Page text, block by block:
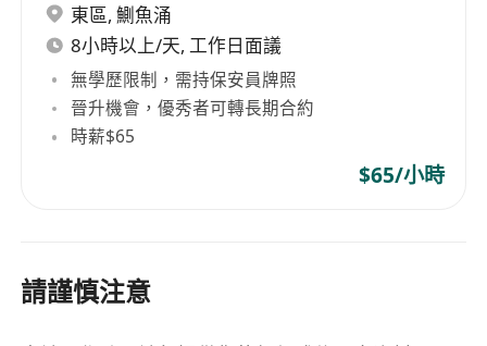
東區, 鰂魚涌
8小時以上/天, 工作日面議
無學歷限制，需持保安員牌照
晉升機會，優秀者可轉長期合約
時薪$65
$65/小時
請謹慎注意